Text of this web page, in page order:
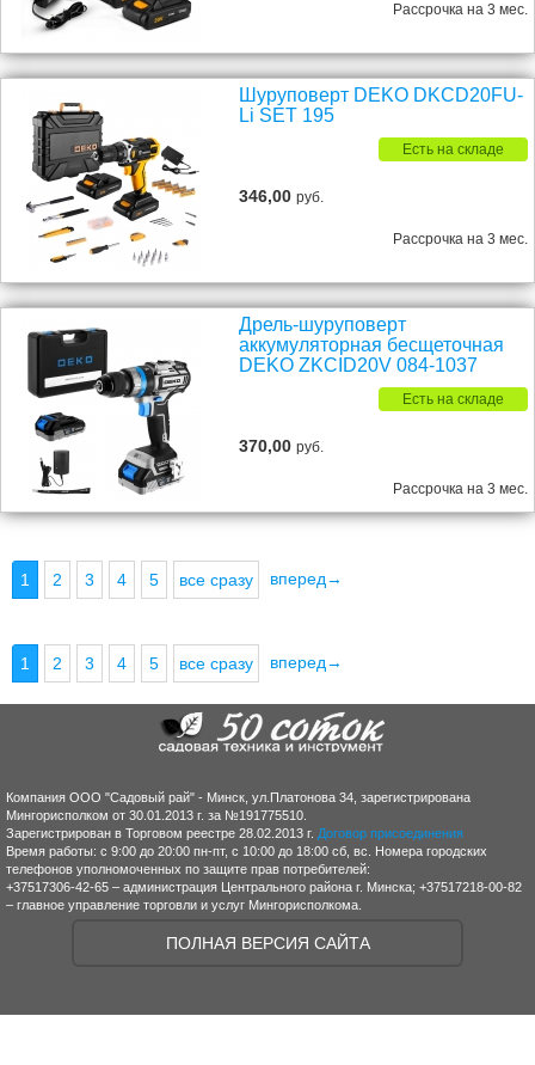
Рассрочка на 3 мес.
Шуруповерт DEKO DKCD20FU-
Li SET 195
Есть на складе
346,00руб.
Рассрочка на 3 мес.
Дрель-шуруповерт
аккумуляторная бесщеточная
DEKO ZKCID20V 084-1037
Есть на складе
370,00руб.
Рассрочка на 3 мес.
1 2 3 4 5 все сразу вперед→
1 2 3 4 5 все сразу вперед→
Компания ООО "Садовый рай" - Минск, ул.Платонова 34, зарегистрирована
Мингорисполком от 30.01.2013 г. за №191775510.
Зарегистрирован в Торговом реестре 28.02.2013 г. Договор присоединения
Время работы: с 9:00 до 20:00 пн-пт, с 10:00 до 18:00 сб, вс. Номера городских
телефонов уполномоченных по защите прав потребителей:
+37517306-42-65 – администрация Центрального района г. Минска; +37517218-00-82
– главное управление торговли и услуг Мингорисполкома.
ПОЛНАЯ ВЕРСИЯ САЙТА